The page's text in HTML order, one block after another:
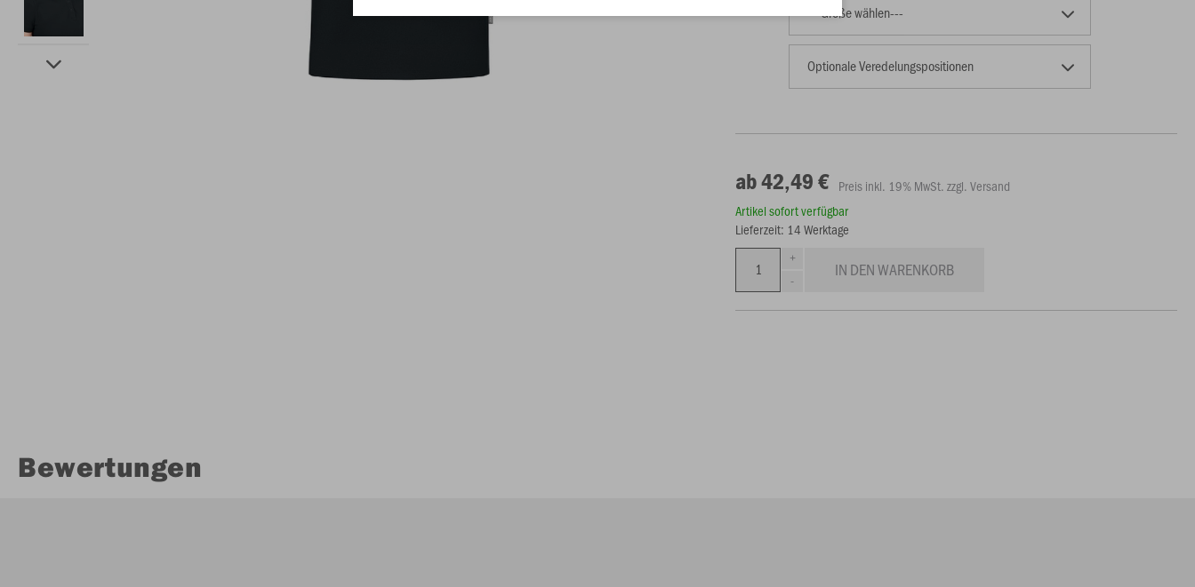
---Größe wählen---
Optionale Veredelungspositionen
ab 42,49 € Preis inkl. 19% MwSt. zzgl. Versand
Artikel sofort verfügbar
Lieferzeit: 14 Werktage
IN DEN WARENKORB
Bewertungen